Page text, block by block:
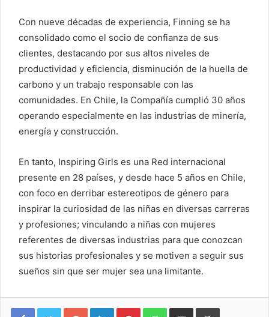
Con nueve décadas de experiencia, Finning se ha
consolidado como el socio de confianza de sus
clientes, destacando por sus altos niveles de
productividad y eficiencia, disminución de la huella de
carbono y un trabajo responsable con las
comunidades. En Chile, la Compañía cumplió 30 años
operando especialmente en las industrias de minería,
energía y construcción.
En tanto, Inspiring Girls es una Red internacional
presente en 28 países, y desde hace 5 años en Chile,
con foco en derribar estereotipos de género para
inspirar la curiosidad de las niñas en diversas carreras
y profesiones; vinculando a niñas con mujeres
referentes de diversas industrias para que conozcan
sus historias profesionales y se motiven a seguir sus
sueños sin que ser mujer sea una limitante.
Google+ LinkedIn Pinterest WhatsApp